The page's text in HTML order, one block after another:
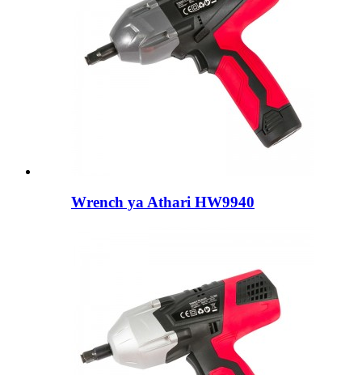
Wrench ya Athari HW9940